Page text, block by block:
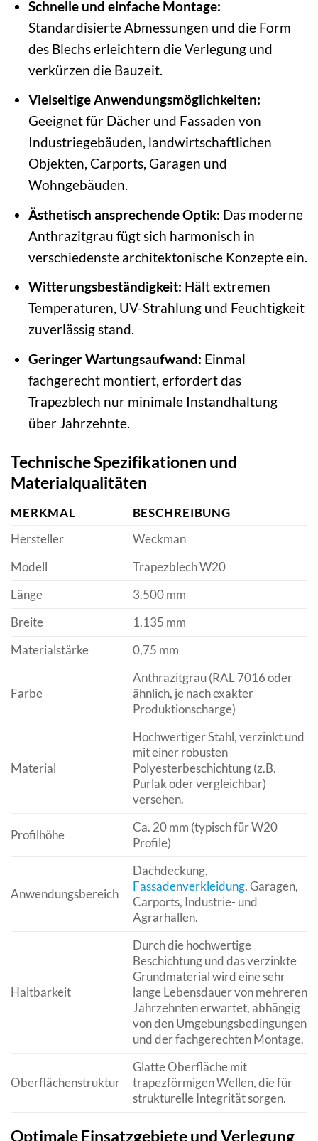
Schnelle und einfache Montage:
Standardisierte Abmessungen und die Form
des Blechs erleichtern die Verlegung und
verkürzen die Bauzeit.
Vielseitige Anwendungsmöglichkeiten:
Geeignet für Dächer und Fassaden von
Industriegebäuden, landwirtschaftlichen
Objekten, Carports, Garagen und
Wohngebäuden.
Ästhetisch ansprechende Optik: Das moderne
Anthrazitgrau fügt sich harmonisch in
verschiedenste architektonische Konzepte ein.
Witterungsbeständigkeit: Hält extremen
Temperaturen, UV-Strahlung und Feuchtigkeit
zuverlässig stand.
Geringer Wartungsaufwand: Einmal
fachgerecht montiert, erfordert das
Trapezblech nur minimale Instandhaltung
über Jahrzehnte.
Technische Spezifikationen und
Materialqualitäten
MERKMAL
BESCHREIBUNG
Hersteller
Weckman
Modell
Trapezblech W20
Länge
3.500 mm
Breite
1.135 mm
Materialstärke
0,75 mm
Farbe
Anthrazitgrau (RAL 7016 oder
ähnlich, je nach exakter
Produktionscharge)
Material
Hochwertiger Stahl, verzinkt und
mit einer robusten
Polyesterbeschichtung (z.B.
Purlak oder vergleichbar)
versehen.
Profilhöhe
Ca. 20 mm (typisch für W20
Profile)
Anwendungsbereich
Dachdeckung,
Fassadenverkleidung, Garagen,
Carports, Industrie- und
Agrarhallen.
Haltbarkeit
Durch die hochwertige
Beschichtung und das verzinkte
Grundmaterial wird eine sehr
lange Lebensdauer von mehreren
Jahrzehnten erwartet, abhängig
von den Umgebungsbedingungen
und der fachgerechten Montage.
Oberflächenstruktur
Glatte Oberfläche mit
trapezförmigen Wellen, die für
strukturelle Integrität sorgen.
Optimale Einsatzgebiete und Verlegung